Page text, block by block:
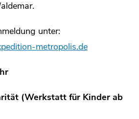
unter:
metropolis.de
(Werkstatt für Kinder ab